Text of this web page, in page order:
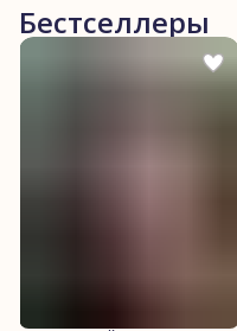
Бестселлеры